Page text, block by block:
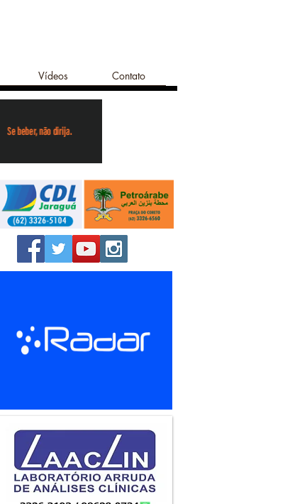
Vídeos Contato